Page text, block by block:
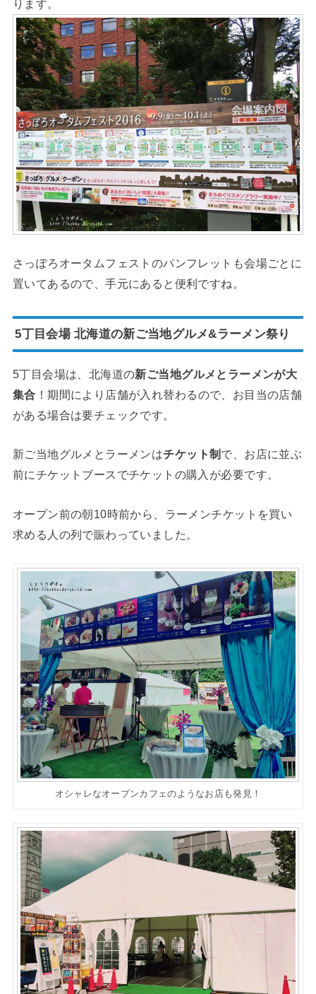
ります。
さっぽろオータムフェストのパンフレットも会場ごとに
置いてあるので、手元にあると便利ですね。
5丁目会場 北海道の新ご当地グルメ&ラーメン祭り
5丁目会場は、北海道の新ご当地グルメとラーメンが大
集合 ！期間により店舗が入れ替わるので、お目当の店舗
がある場合は要チェックです。
新ご当地グルメとラーメンはチケット制 で、お店に並ぶ
前にチケットブースでチケットの購入が必要です。
オープン前の朝10時前から、ラーメンチケットを買い
求める人の列で賑わっていました。
オシャレなオープンカフェのようなお店も発見！